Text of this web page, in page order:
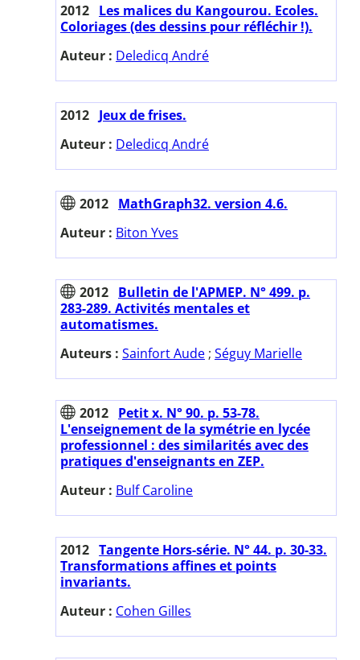
2012 Les malices du Kangourou. Ecoles.
Coloriages (des dessins pour réfléchir !).
Auteur : Deledicq André
2012 Jeux de frises.
Auteur : Deledicq André
2012 MathGraph32. version 4.6.
Auteur : Biton Yves
2012 Bulletin de l'APMEP. N° 499. p.
283-289. Activités mentales et
automatismes.
Auteurs : Sainfort Aude ; Séguy Marielle
2012 Petit x. N° 90. p. 53-78.
L'enseignement de la symétrie en lycée
professionnel : des similarités avec des
pratiques d'enseignants en ZEP.
Auteur : Bulf Caroline
2012 Tangente Hors-série. N° 44. p. 30-33.
Transformations affines et points
invariants.
Auteur : Cohen Gilles